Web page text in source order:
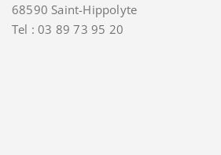
68590 Saint-Hippolyte
Tel : 03 89 73 95 20